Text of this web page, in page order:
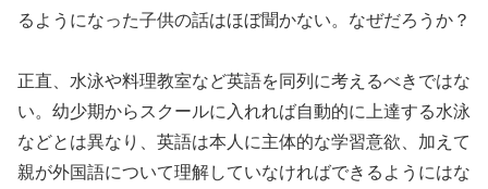
るようになった子供の話はほぼ聞かない。なぜだろうか？
正直、水泳や料理教室など英語を同列に考えるべきではな
い。幼少期からスクールに入れれば自動的に上達する水泳
などとは異なり、英語は本人に主体的な学習意欲、加えて
親が外国語について理解していなければできるようにはな